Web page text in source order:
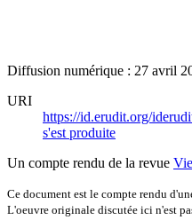
Diffusion numérique : 27 avril
URI
https://id.erudit.org/
s'est produite
Un compte rendu de la revue
Ce document est le compte rendu
L'oeuvre originale discutée ici n'est